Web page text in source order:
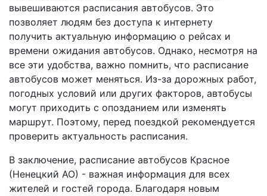
вывешиваются расписания автобусов. Это
позволяет людям без доступа к интернету
получить актуальную информацию о рейсах и
времени ожидания автобусов. Однако, несмотря на
все эти удобства, важно помнить, что расписание
автобусов может меняться. Из-за дорожных работ,
погодных условий или других факторов, автобусы
могут приходить с опозданием или изменять
маршрут. Поэтому, перед поездкой рекомендуется
проверить актуальность расписания.
В заключение, расписание автобусов Красное
(Ненецкий АО) - важная информация для всех
жителей и гостей города. Благодаря новым